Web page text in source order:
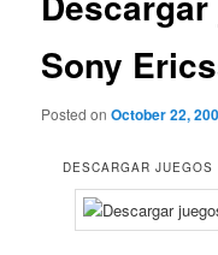
Sony
Posted onOctober 22,
DESCARGAR